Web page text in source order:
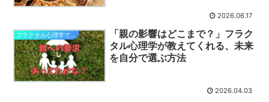
2026.06.17
「親の影響はどこまで？」フラク
タル心理学が教えてくれる、未来
を自分で選ぶ方法
2026.04.03